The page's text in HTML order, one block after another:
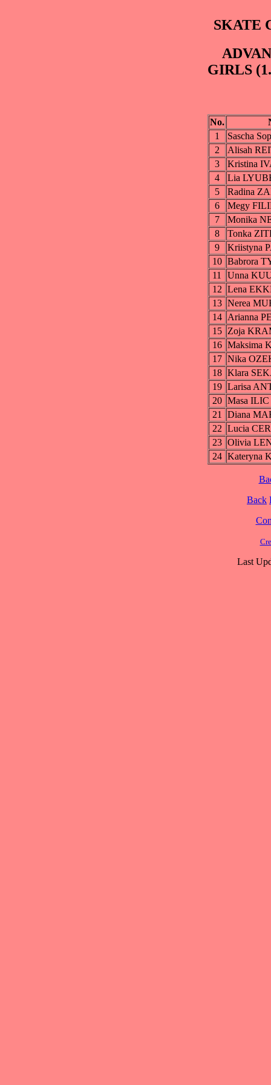
SKATE
GIRLS
No.
1
Sascha
2
Alisah
3
Kristina
4
Lia
5
Radina
6
Megy
7
Monika
8
Tonka
9
Kriistyna
10 Babrora
11
Unna
12 Lena
13 Nerea
14 Arianna
15 Zoja
16 Maksima
17 Nika
18 Klara
19 Larisa
20 Masa ILIC
21 Diana
22 Lucia
23 Olivia
24 Kateryna
Back
Last